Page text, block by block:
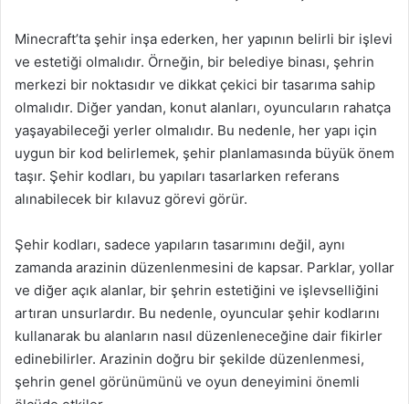
Minecraft’ta şehir inşa ederken, her yapının belirli bir işlevi
ve estetiği olmalıdır. Örneğin, bir belediye binası, şehrin
merkezi bir noktasıdır ve dikkat çekici bir tasarıma sahip
olmalıdır. Diğer yandan, konut alanları, oyuncuların rahatça
yaşayabileceği yerler olmalıdır. Bu nedenle, her yapı için
uygun bir kod belirlemek, şehir planlamasında büyük önem
taşır. Şehir kodları, bu yapıları tasarlarken referans
alınabilecek bir kılavuz görevi görür.
Şehir kodları, sadece yapıların tasarımını değil, aynı
zamanda arazinin düzenlenmesini de kapsar. Parklar, yollar
ve diğer açık alanlar, bir şehrin estetiğini ve işlevselliğini
artıran unsurlardır. Bu nedenle, oyuncular şehir kodlarını
kullanarak bu alanların nasıl düzenleneceğine dair fikirler
edinebilirler. Arazinin doğru bir şekilde düzenlenmesi,
şehrin genel görünümünü ve oyun deneyimini önemli